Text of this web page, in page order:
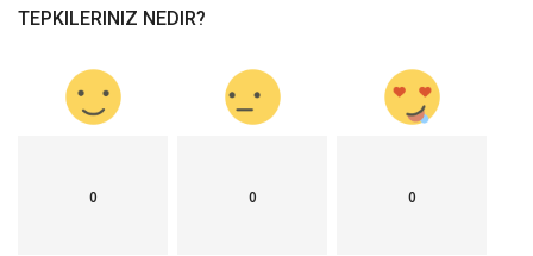
TEPKILERINIZ NEDIR?
0 0 0